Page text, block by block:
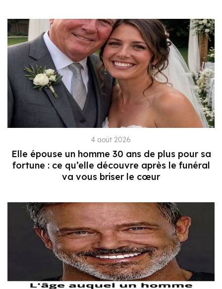
4 août 2026
Elle épouse un homme 30 ans de plus pour sa
fortune : ce qu’elle découvre après le funéral
va vous briser le cœur